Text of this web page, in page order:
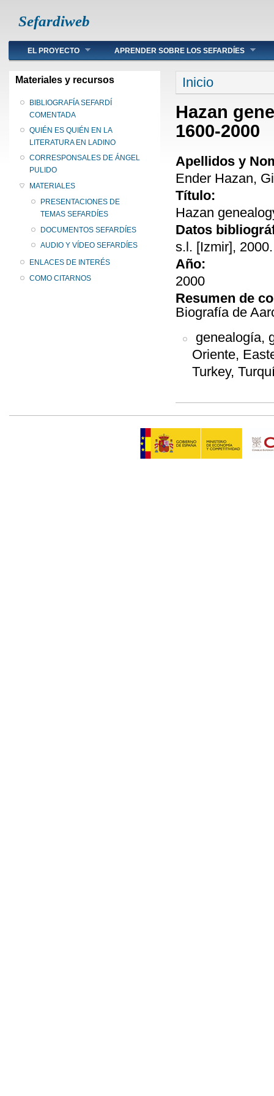
Sefardiweb
Main menu
EL PROYECTO APRENDER SOBRE LOS SEFARDÍES
Materiales y recursos
BIBLIOGRAFÍA SEFARDÍ
COMENTADA
QUIÉN ES QUIÉN EN LA
LITERATURA EN LADINO
CORRESPONSALES DE ÁNGEL
PULIDO
MATERIALES
PRESENTACIONES DE
TEMAS SEFARDÍES
DOCUMENTOS SEFARDÍES
AUDIO Y VÍDEO SEFARDÍES
ENLACES DE INTERÉS
COMO CITARNOS
Se encuentra
Inicio
Hazan
1600-2000
Apellidos y
Ender Hazan,
Título:
Hazan
Datos
s.l. [Izmir], 2000.
Año:
2000
Resumen de
Biografía de
genealogía,
Oriente,
Turkey,